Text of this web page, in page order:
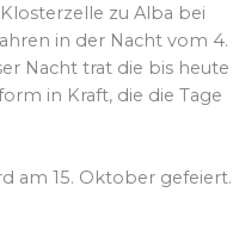
zu Alba bei
in der Nacht vom 4.
Nacht trat die bis heute
in Kraft, die die Tage
am 15. Oktober gefeiert.